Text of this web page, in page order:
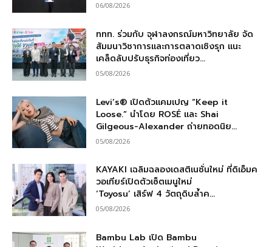
06/08/2026
ททท. ร่วมกับ จุฬาลงกรณ์มหาวิทยาลัย จัด
สัมมนาวิชาการและการตลาดเชิงรุก แนะ
เคล็ดลับปรับธุรกิจท่องเที่ยว...
05/08/2026
Levi’s® เปิดตัวแคมเปญ “Keep it
Loose.” นำโดย ROSÉ และ Shai
Gilgeous-Alexander ถ่ายทอดนิย...
05/08/2026
KAYAKI เฉลิมฉลองเดสติเนชั่นใหม่ ที่ดิเอ็มค
วอเทียร์เปิดตัวเซ็ตเมนูใหม่
‘Toyosu’ เสิร์ฟ 4 วัตถุดิบล้ำค...
05/08/2026
Bambu Lab เปิด Bambu